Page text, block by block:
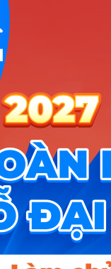
kế, chế tạo các loại
thông lưỡng dụng;
những lĩnh vực liên
Sinh viên Kỹ thuật
kiện để thực tập và
thực tập tại các
liên kết với trường.
thảo chuyên đề về
và chuyên gia đến từ